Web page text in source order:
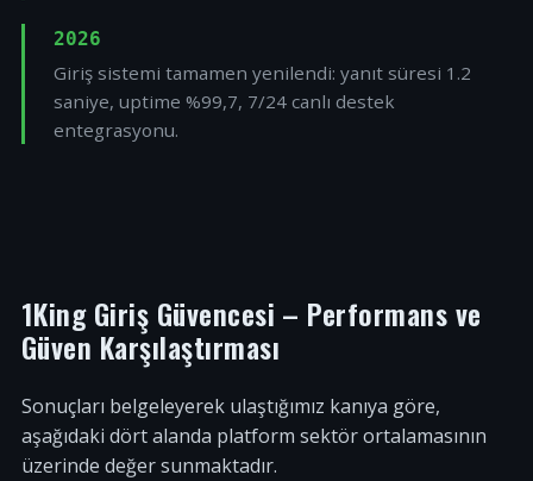
2026
Giriş sistemi tamamen yenilendi: yanıt süresi 1.2
saniye, uptime %99,7, 7/24 canlı destek
entegrasyonu.
1King Giriş Güvencesi – Performans ve
Güven Karşılaştırması
Sonuçları belgeleyerek ulaştığımız kanıya göre,
aşağıdaki dört alanda platform sektör ortalamasının
üzerinde değer sunmaktadır.